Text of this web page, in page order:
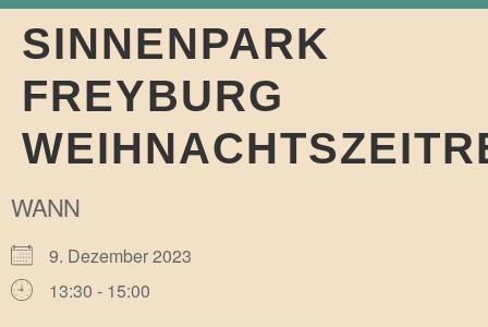
SINNENPARK
FREYBURG
WANN
9. Dezember 2023
13:30 - 15:00